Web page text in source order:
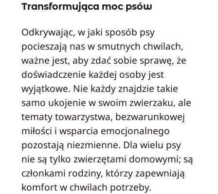
Transformująca moc psów
Odkrywając, w jaki sposób psy
pocieszają nas w smutnych chwilach,
ważne jest, aby zdać sobie sprawę, że
doświadczenie każdej osoby jest
wyjątkowe. Nie każdy znajdzie takie
samo ukojenie w swoim zwierzaku, ale
tematy towarzystwa, bezwarunkowej
miłości i wsparcia emocjonalnego
pozostają niezmienne. Dla wielu psy
nie są tylko zwierzętami domowymi; są
członkami rodziny, którzy zapewniają
komfort w chwilach potrzeby.